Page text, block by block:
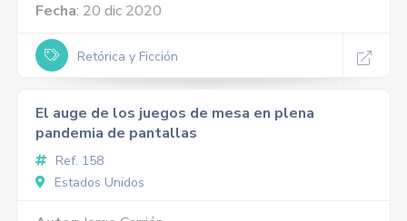
Fecha: 20 dic 2020
Retórica y Ficción
El auge de los juegos de mesa en plena
pandemia de pantallas
Ref. 158
Estados Unidos